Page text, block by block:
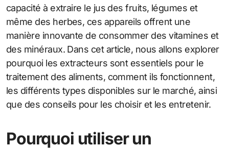
capacité à extraire le jus des fruits, légumes et
même des herbes, ces appareils offrent une
manière innovante de consommer des vitamines et
des minéraux. Dans cet article, nous allons explorer
pourquoi les extracteurs sont essentiels pour le
traitement des aliments, comment ils fonctionnent,
les différents types disponibles sur le marché, ainsi
que des conseils pour les choisir et les entretenir.
Pourquoi utiliser un